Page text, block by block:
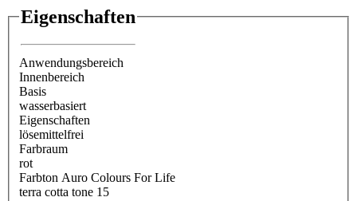
Eigenschaften
Anwendungsbereich
Innenbereich
Basis
wasserbasiert
Eigenschaften
lösemittelfrei
Farbraum
rot
Farbton Auro Colours For Life
terra cotta tone 15